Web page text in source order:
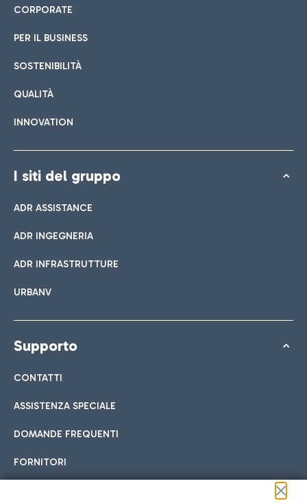
CORPORATE
PER IL BUSINESS
SOSTENIBILITÀ
QUALITÀ
INNOVATION
I siti del gruppo
ADR ASSISTANCE
ADR INGEGNERIA
ADR INFRASTRUTTURE
URBANV
Supporto
CONTATTI
ASSISTENZA SPECIALE
DOMANDE FREQUENTI
FORNITORI